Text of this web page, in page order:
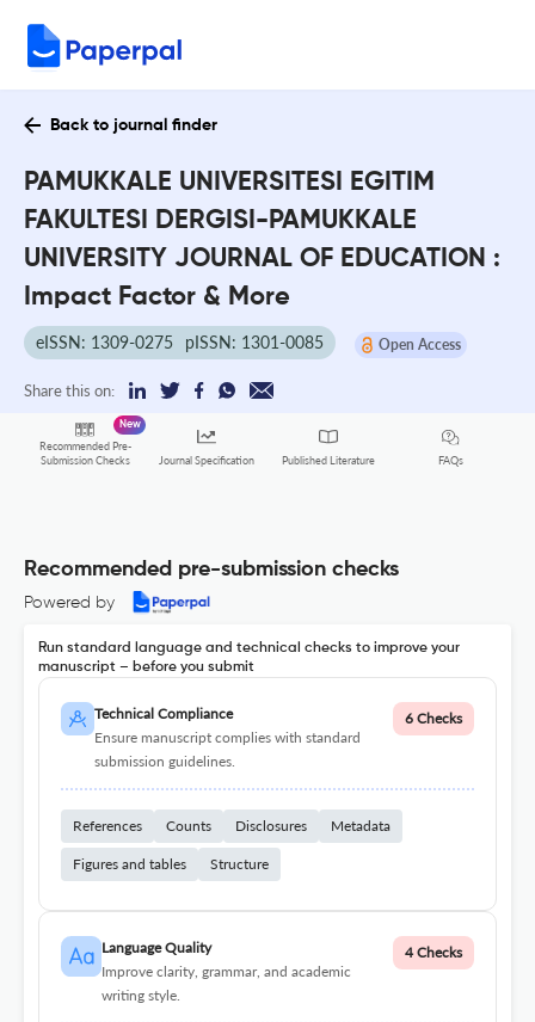
Back to journal finder
PAMUKKALE UNIVERSITESI EGITIM
FAKULTESI DERGISI-PAMUKKALE
UNIVERSITY JOURNAL OF EDUCATION :
Impact Factor & More
eISSN: 1309-0275 pISSN: 1301-0085 Open Access
Share this on:
Recommended Pre-
Submission Checks
New
Journal Specification Published Literature FAQs
Recommended pre-submission checks
Powered by
Run standard language and technical checks to improve your
manuscript – before you submit
Technical Compliance
Ensure manuscript complies with standard
submission guidelines.
6 Checks
References Counts Disclosures Metadata
Figures and tables Structure
Language Quality
Improve clarity, grammar, and academic
writing style.
4 Checks